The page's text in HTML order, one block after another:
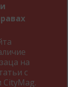
на
с
CityMag.